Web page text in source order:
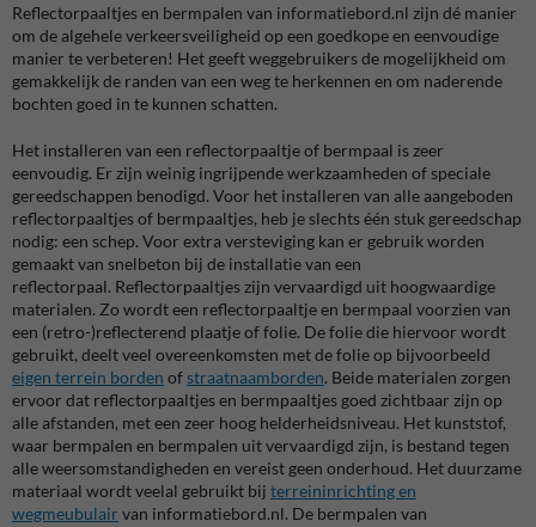
Reflectorpaaltjes en bermpalen van informatiebord.nl zijn dé manier
om de algehele verkeersveiligheid op een goedkope en eenvoudige
manier te verbeteren! Het geeft weggebruikers de mogelijkheid om
gemakkelijk de randen van een weg te herkennen en om naderende
bochten goed in te kunnen schatten.
Het installeren van een reflectorpaaltje of bermpaal is zeer
eenvoudig. Er zijn weinig ingrijpende werkzaamheden of speciale
gereedschappen benodigd. Voor het installeren van alle aangeboden
reflectorpaaltjes of bermpaaltjes, heb je slechts één stuk gereedschap
nodig: een schep. Voor extra versteviging kan er gebruik worden
gemaakt van snelbeton bij de installatie van een
reflectorpaal. Reflectorpaaltjes zijn vervaardigd uit hoogwaardige
materialen. Zo wordt een reflectorpaaltje en bermpaal voorzien van
een (retro-)reflecterend plaatje of folie. De folie die hiervoor wordt
gebruikt, deelt veel overeenkomsten met de folie op bijvoorbeeld
eigen terrein borden ofstraatnaamborden. Beide materialen zorgen
ervoor dat reflectorpaaltjes en bermpaaltjes goed zichtbaar zijn op
alle afstanden, met een zeer hoog helderheidsniveau. Het kunststof,
waar bermpalen en bermpalen uit vervaardigd zijn, is bestand tegen
alle weersomstandigheden en vereist geen onderhoud. Het duurzame
materiaal wordt veelal gebruikt bij terreininrichting en
wegmeubulair van informatiebord.nl. De bermpalen van